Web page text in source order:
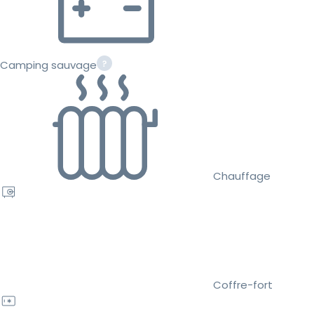
Camping sauvage
Chauffage
Coffre-fort